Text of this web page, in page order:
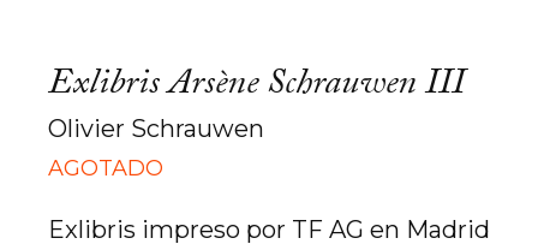
Exlibris Arsène Schrauwen III
Olivier Schrauwen
AGOTADO
Exlibris impreso por TF AG en Madrid